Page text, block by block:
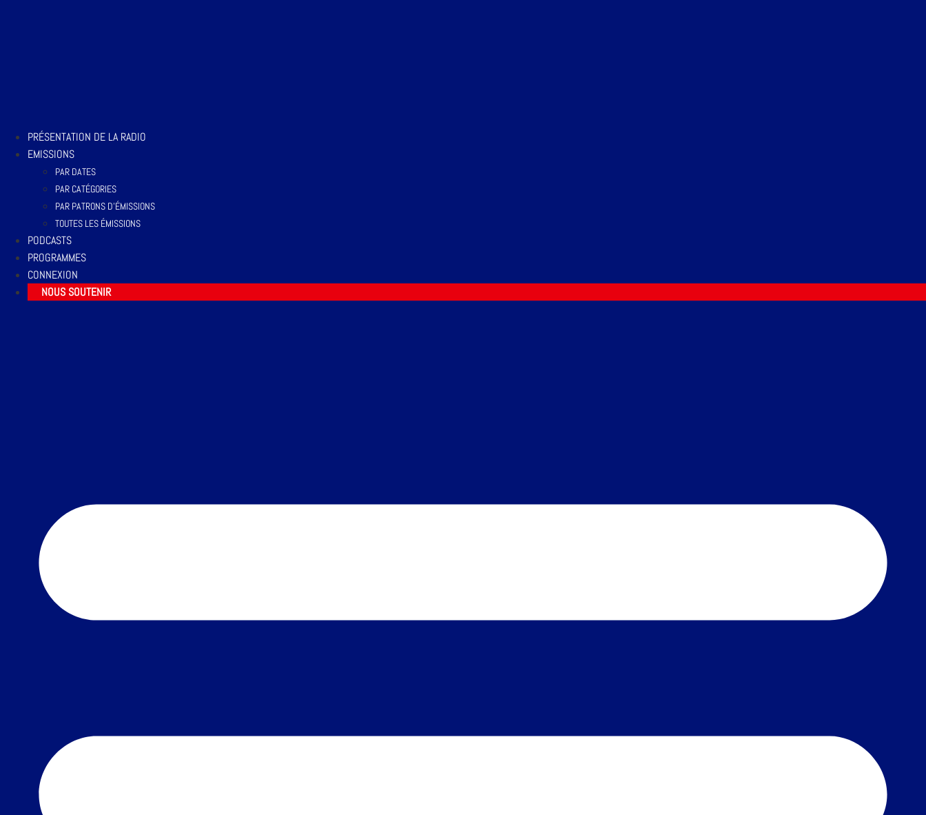
PRÉSENTATION DE LA RADIO
EMISSIONS
PAR DATES
PAR CATÉGORIES
PAR PATRONS D’ÉMISSIONS
TOUTES LES ÉMISSIONS
PODCASTS
PROGRAMMES
CONNEXION
NOUS SOUTENIR